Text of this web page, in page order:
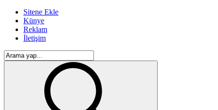
Sitene Ekle
Künye
Reklam
İletişim